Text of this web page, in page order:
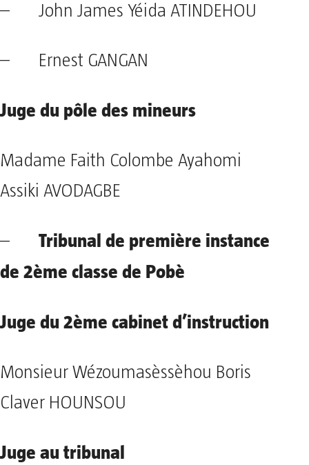
– John James Yéida ATINDEHOU
– Ernest GANGAN
Juge du pôle des mineurs
Madame Faith Colombe Ayahomi
Assiki AVODAGBE
– Tribunal de première instance
de 2ème classe de Pobè
Juge du 2ème cabinet d’instruction
Monsieur Wézoumasèssèhou Boris
Claver HOUNSOU
Juge au tribunal